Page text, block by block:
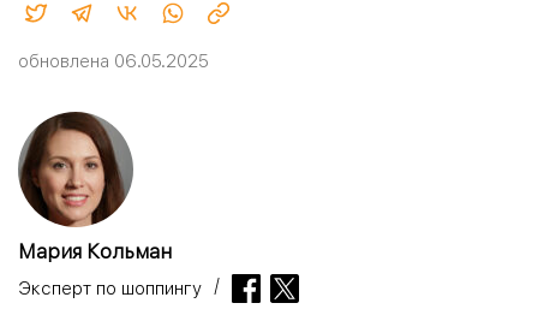
обновлена 06.05.2025
Мария Кольман
Эксперт по шоппингу